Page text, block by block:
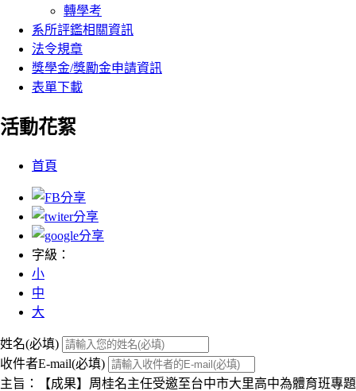
轉學考
系所評鑑相關資訊
法令規章
獎學金/獎勵金申請資訊
表單下載
活動花絮
首頁
字級：
小
中
大
姓名(必填)
收件者E-mail(必填)
主旨：【成果】周桂名主任受邀至台中市大里高中為體育班專題